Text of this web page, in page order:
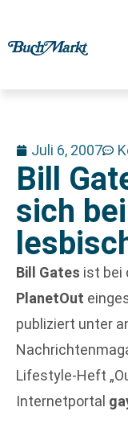
Juli 6, 2007
Bill
sich
Bill Gates ist bei
PlanetOut
publiziert unter
Lifestyle-Heft
Internetportal